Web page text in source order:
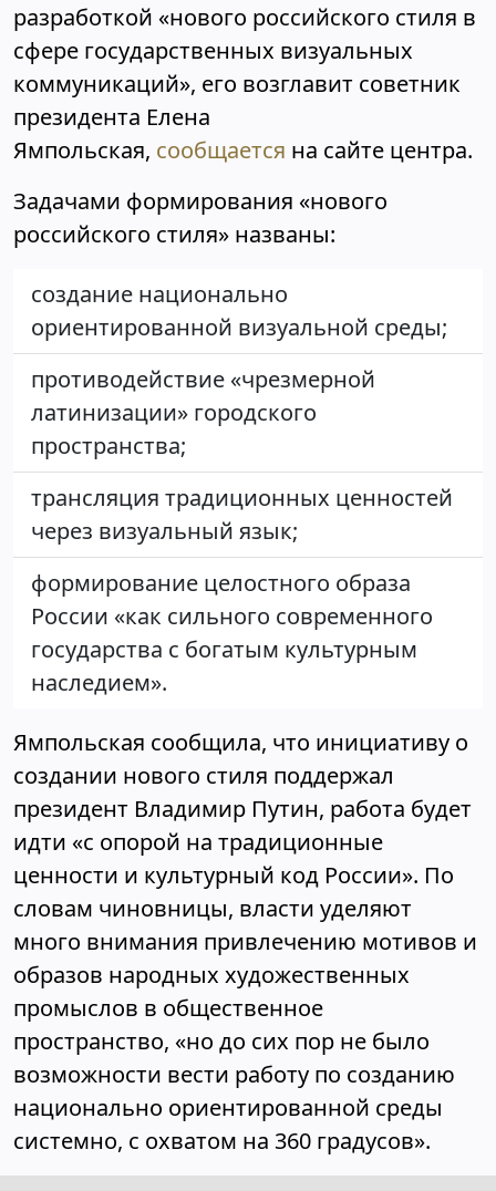
разработкой «нового российского стиля в
сфере государственных визуальных
коммуникаций», его возглавит советник
президента Елена
Ямпольская, сообщается на сайте центра.
Задачами формирования «нового
российского стиля» названы:
создание национально
ориентированной визуальной среды;
противодействие «чрезмерной
латинизации» городского
пространства;
трансляция традиционных ценностей
через визуальный язык;
формирование целостного образа
России «как сильного современного
государства с богатым культурным
наследием».
Ямпольская сообщила, что инициативу о
создании нового стиля поддержал
президент Владимир Путин, работа будет
идти «с опорой на традиционные
ценности и культурный код России». По
словам чиновницы, власти уделяют
много внимания привлечению мотивов и
образов народных художественных
промыслов в общественное
пространство, «но до сих пор не было
возможности вести работу по созданию
национально ориентированной среды
системно, с охватом на 360 градусов».